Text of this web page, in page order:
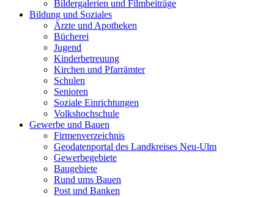
Bildergalerien und Filmbeiträge
Bildung und Soziales
Ärzte und Apotheken
Bücherei
Jugend
Kinderbetreuung
Kirchen und Pfarrämter
Schulen
Senioren
Soziale Einrichtungen
Volkshochschule
Gewerbe und Bauen
Firmenverzeichnis
Geodatenportal des Landkreises Neu-Ulm
Gewerbegebiete
Baugebiete
Rund ums Bauen
Post und Banken